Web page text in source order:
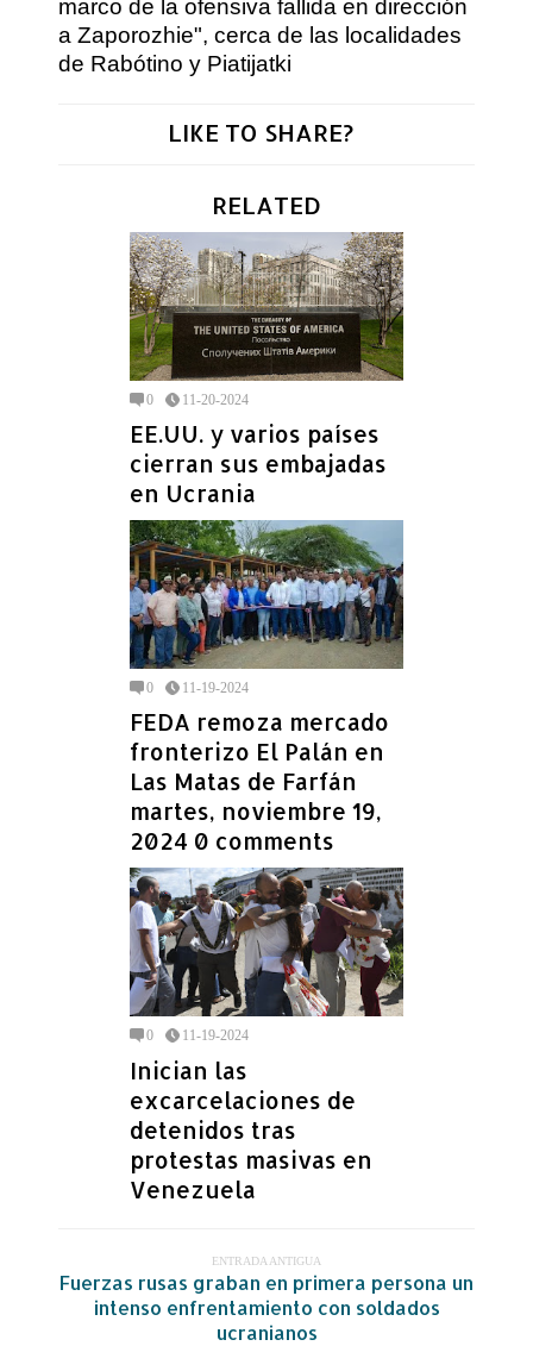
marco de la ofensiva fallida en dirección
a Zaporozhie", cerca de las localidades
de Rabótino y Piatijatki
LIKE TO SHARE?
RELATED
0 11-20-2024
EE.UU. y varios países
cierran sus embajadas
en Ucrania
0 11-19-2024
FEDA remoza mercado
fronterizo El Palán en
Las Matas de Farfán
martes, noviembre 19,
2024 0 comments
0 11-19-2024
Inician las
excarcelaciones de
detenidos tras
protestas masivas en
Venezuela
ENTRADA ANTIGUA
Fuerzas rusas graban en primera persona un
intenso enfrentamiento con soldados
ucranianos